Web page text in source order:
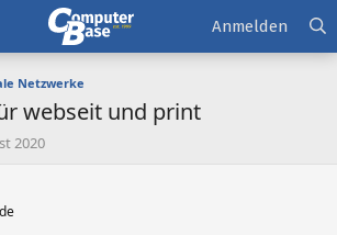
Anmelden
Netzwerke
webseit und print
2020